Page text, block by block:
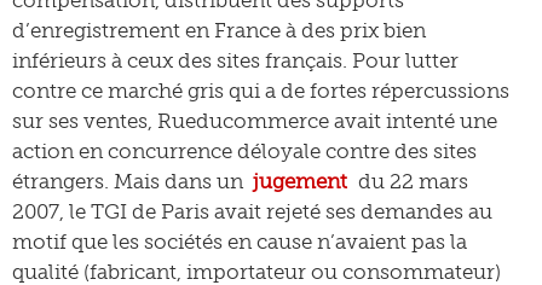
d’enregistrement en France à des prix bien
inférieurs à ceux des sites français. Pour lutter
contre ce marché gris qui a de fortes répercussions
sur ses ventes, Rueducommerce avait intenté une
action en concurrence déloyale contre des sites
étrangers. Mais dans un jugement du 22 mars
2007, le TGI de Paris avait rejeté ses demandes au
motif que les sociétés en cause n’avaient pas la
qualité (fabricant, importateur ou consommateur)